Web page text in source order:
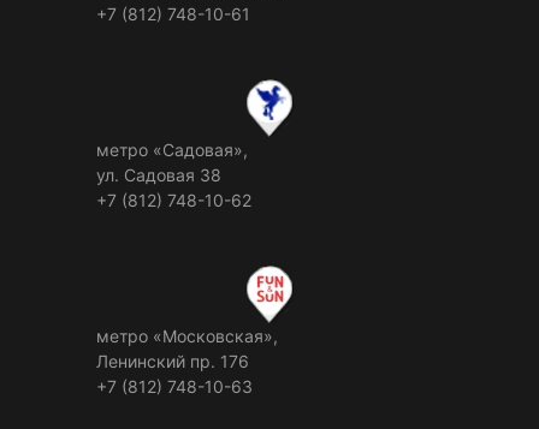
+7 (812) 748-10-61
метро «Садовая»,
ул. Садовая 38
+7 (812) 748-10-62
метро «Московская»,
Ленинский пр. 176
+7 (812) 748-10-63